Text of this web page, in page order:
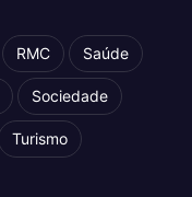
RMC Saúde
Sociedade
Turismo